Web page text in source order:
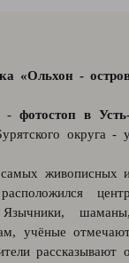
«Ольхон -
-фотостоп в
округа -
живописных
Язычники,
учёные
рассказывают